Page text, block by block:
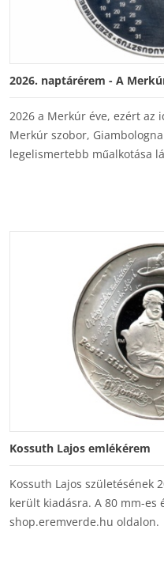
2026. naptárérem - A
2026 a Merkúr éve, ezért az
Merkúr szobor,
legelismertebb műalkotása
Kossuth Lajos emlékérem
Kossuth Lajos születésének
került kiadásra. A 80 mm-es
shop.eremverde.hu oldalon.